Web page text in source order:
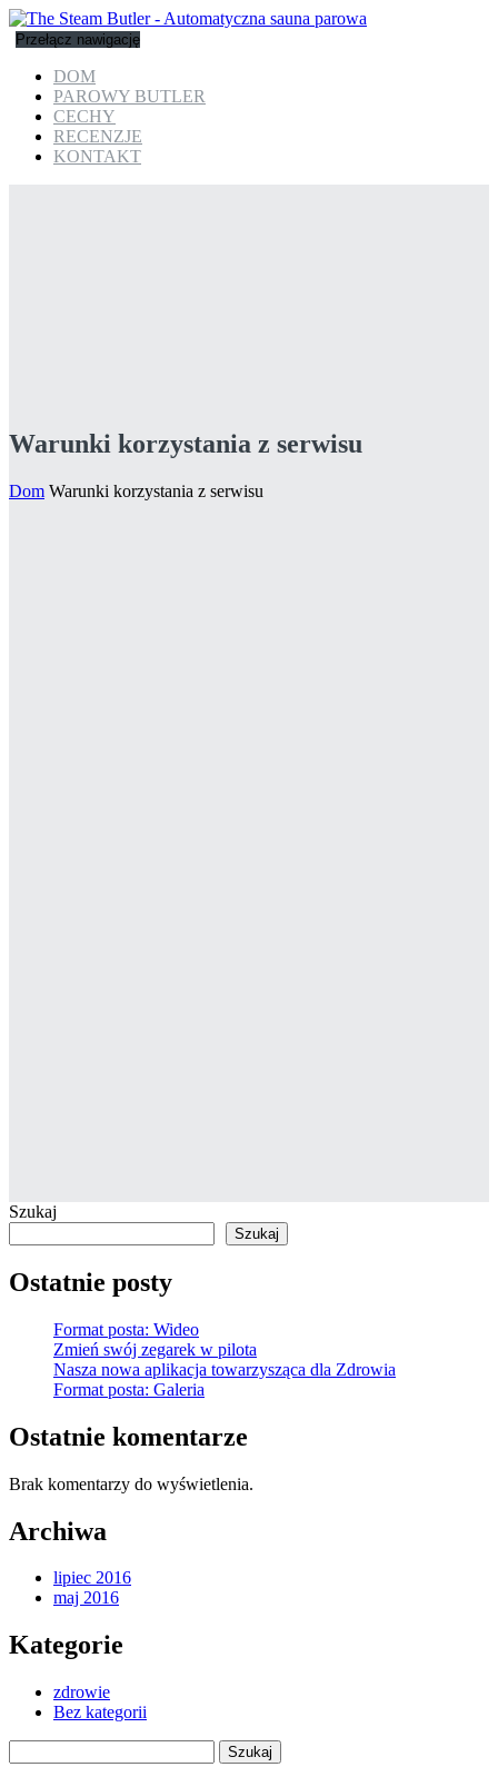
Przełącz nawigację
DOM
PAROWY BUTLER
CECHY
RECENZJE
KONTAKT
Warunki korzystania z serwisu
Dom Warunki korzystania z serwisu
Szukaj
Szukaj
Ostatnie posty
Format posta: Wideo
Zmień swój zegarek w pilota
Nasza nowa aplikacja towarzysząca dla Zdrowia
Format posta: Galeria
Ostatnie komentarze
Brak komentarzy do wyświetlenia.
Archiwa
lipiec 2016
maj 2016
Kategorie
zdrowie
Bez kategorii